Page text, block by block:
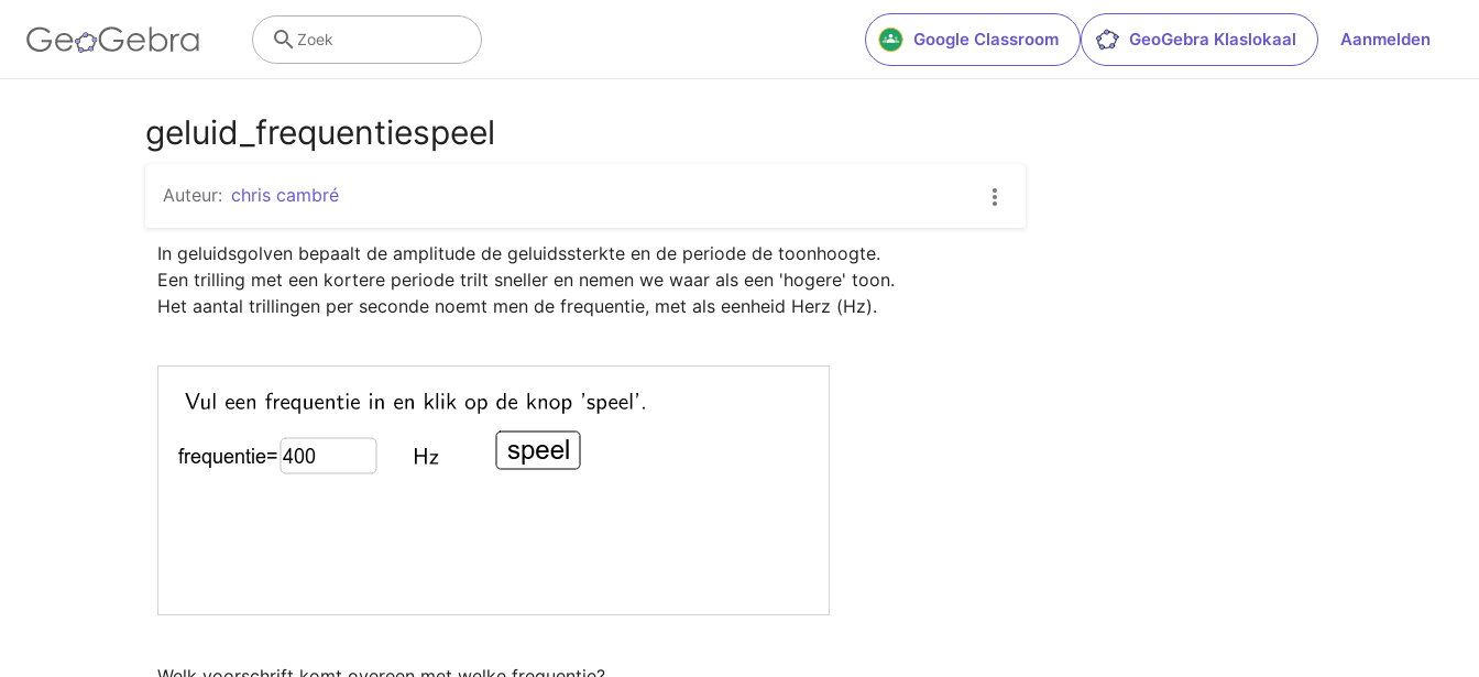
Google Classroom GeoGebra Klaslokaal Aanmelden
Zoek
geluid_frequentiespeel
Auteur: chris cambré
In geluidsgolven bepaalt de amplitude de geluidssterkte en de periode de toonhoogte.
Een trilling met een kortere periode trilt sneller en nemen we waar als een 'hogere' toon.
Het aantal trillingen per seconde noemt men de frequentie, met als eenheid Herz (Hz).